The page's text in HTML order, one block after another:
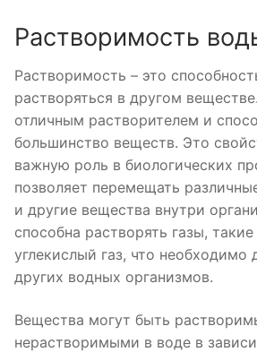
Растворимость
Растворимость – это
растворяться в другом
отличным растворителем и
большинство веществ. Это
важную роль в биологических
позволяет перемещать
и другие вещества внутри
способна растворять газы,
углекислый газ, что
других водных организмов.
Вещества могут быть
нерастворимыми в воде в